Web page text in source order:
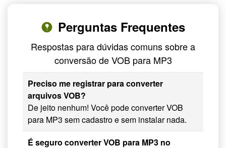
Perguntas Frequentes
Respostas para dúvidas comuns sobre a
conversão de VOB para MP3
Preciso me registrar para converter
arquivos VOB?
De jeito nenhum! Você pode converter VOB
para MP3 sem cadastro e sem instalar nada.
É seguro converter VOB para MP3 no